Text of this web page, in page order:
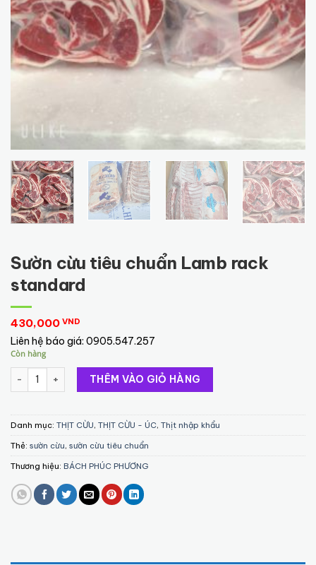
Sườn cừu tiêu chuẩn Lamb rack
standard
430,000 VND
Liên hệ báo giá: 0905.547.257
Còn hàng
Sườn cừu tiêu chuẩn Lamb rack standard số lượng
THÊM VÀO GIỎ HÀNG
Danh mục: THỊT CỪU, THỊT CỪU - ÚC, Thịt nhập khẩu
Thẻ: sườn cừu, sườn cừu tiêu chuẩn
Thương hiệu: BÁCH PHÚC PHƯƠNG